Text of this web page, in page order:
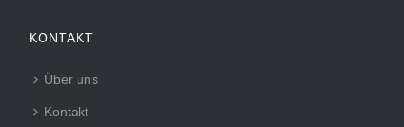
KONTAKT
Über uns
Kontakt